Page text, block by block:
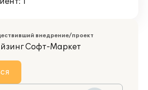
внедрение/проект
Софт-Маркет